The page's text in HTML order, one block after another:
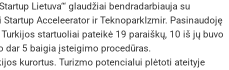
Lietuva‘“ glaudžiai bendradarbiauja su
Acceleerator ir TeknoparkIzmir. Pasinaudoję
Turkijos startuoliai pateikė 19 paraiškų, 10 iš jų buvo
dar 5 baigia įsteigimo procedūras.
kurortus. Turizmo potencialui plėtoti ateityje